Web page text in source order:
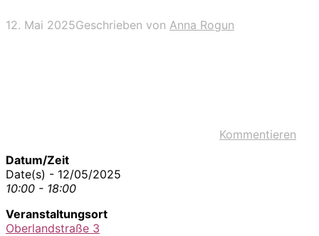
12. Mai 2025Geschrieben von Anna Rogun
Kommentieren
Datum/Zeit
Date(s) - 12/05/2025
10:00 - 18:00
Veranstaltungsort
Oberlandstraße 3